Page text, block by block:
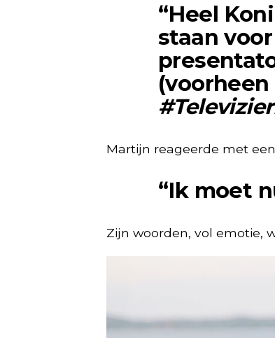
“Heel
staan
Martijn reageerde met
“Ik moet
Zijn woorden, vol emotie,